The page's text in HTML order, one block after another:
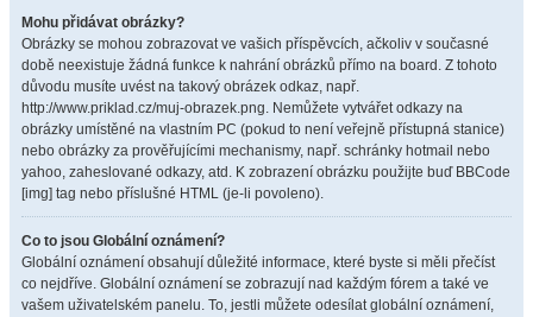
Mohu přidávat obrázky?
Obrázky se mohou zobrazovat ve vašich příspěvcích, ačkoliv v současné
době neexistuje žádná funkce k nahrání obrázků přímo na board. Z tohoto
důvodu musíte uvést na takový obrázek odkaz, např.
http://www.priklad.cz/muj-obrazek.png. Nemůžete vytvářet odkazy na
obrázky umístěné na vlastním PC (pokud to není veřejně přístupná stanice)
nebo obrázky za prověřujícími mechanismy, např. schránky hotmail nebo
yahoo, zaheslované odkazy, atd. K zobrazení obrázku použijte buď BBCode
[img] tag nebo příslušné HTML (je-li povoleno).
Co to jsou Globální oznámení?
Globální oznámení obsahují důležité informace, které byste si měli přečíst
co nejdříve. Globální oznámení se zobrazují nad každým fórem a také ve
vašem uživatelském panelu. To, jestli můžete odesílat globální oznámení,